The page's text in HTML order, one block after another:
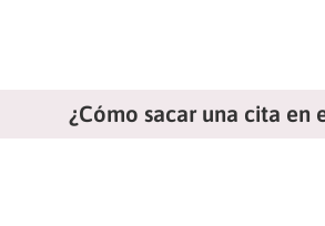
¿Cómo sacar una cita en